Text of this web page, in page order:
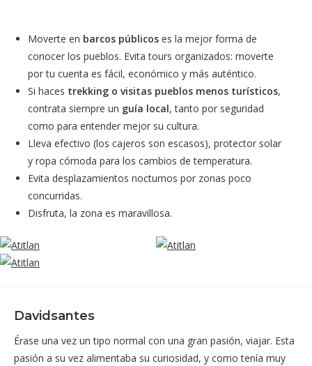
Moverte en barcos públicos es la mejor forma de
conocer los pueblos. Evita tours organizados: moverte
por tu cuenta es fácil, económico y más auténtico.
Si haces trekking o visitas pueblos menos turísticos,
contrata siempre un guía local, tanto por seguridad
como para entender mejor su cultura.
Lleva efectivo (los cajeros son escasos), protector solar
y ropa cómoda para los cambios de temperatura.
Evita desplazamientos nocturnos por zonas poco
concurridas.
Disfruta, la zona es maravillosa.
Davidsantes
Érase una vez un tipo normal con una gran pasión, viajar. Esta
pasión a su vez alimentaba su curiosidad, y como tenía muy